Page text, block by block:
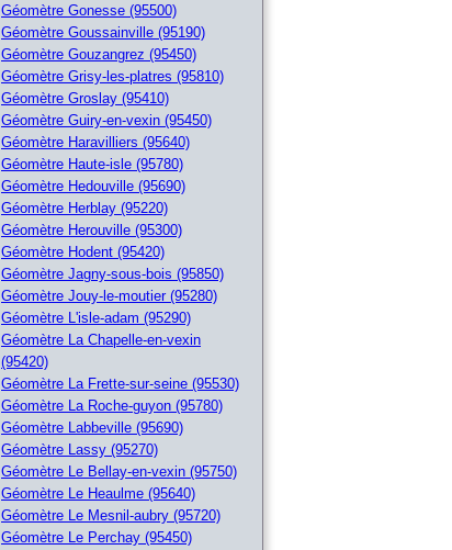
Géomètre Gonesse (95500)
Géomètre Goussainville (95190)
Géomètre Gouzangrez (95450)
Géomètre Grisy-les-platres (95810)
Géomètre Groslay (95410)
Géomètre Guiry-en-vexin (95450)
Géomètre Haravilliers (95640)
Géomètre Haute-isle (95780)
Géomètre Hedouville (95690)
Géomètre Herblay (95220)
Géomètre Herouville (95300)
Géomètre Hodent (95420)
Géomètre Jagny-sous-bois (95850)
Géomètre Jouy-le-moutier (95280)
Géomètre L'isle-adam (95290)
Géomètre La Chapelle-en-vexin
(95420)
Géomètre La Frette-sur-seine (95530)
Géomètre La Roche-guyon (95780)
Géomètre Labbeville (95690)
Géomètre Lassy (95270)
Géomètre Le Bellay-en-vexin (95750)
Géomètre Le Heaulme (95640)
Géomètre Le Mesnil-aubry (95720)
Géomètre Le Perchay (95450)